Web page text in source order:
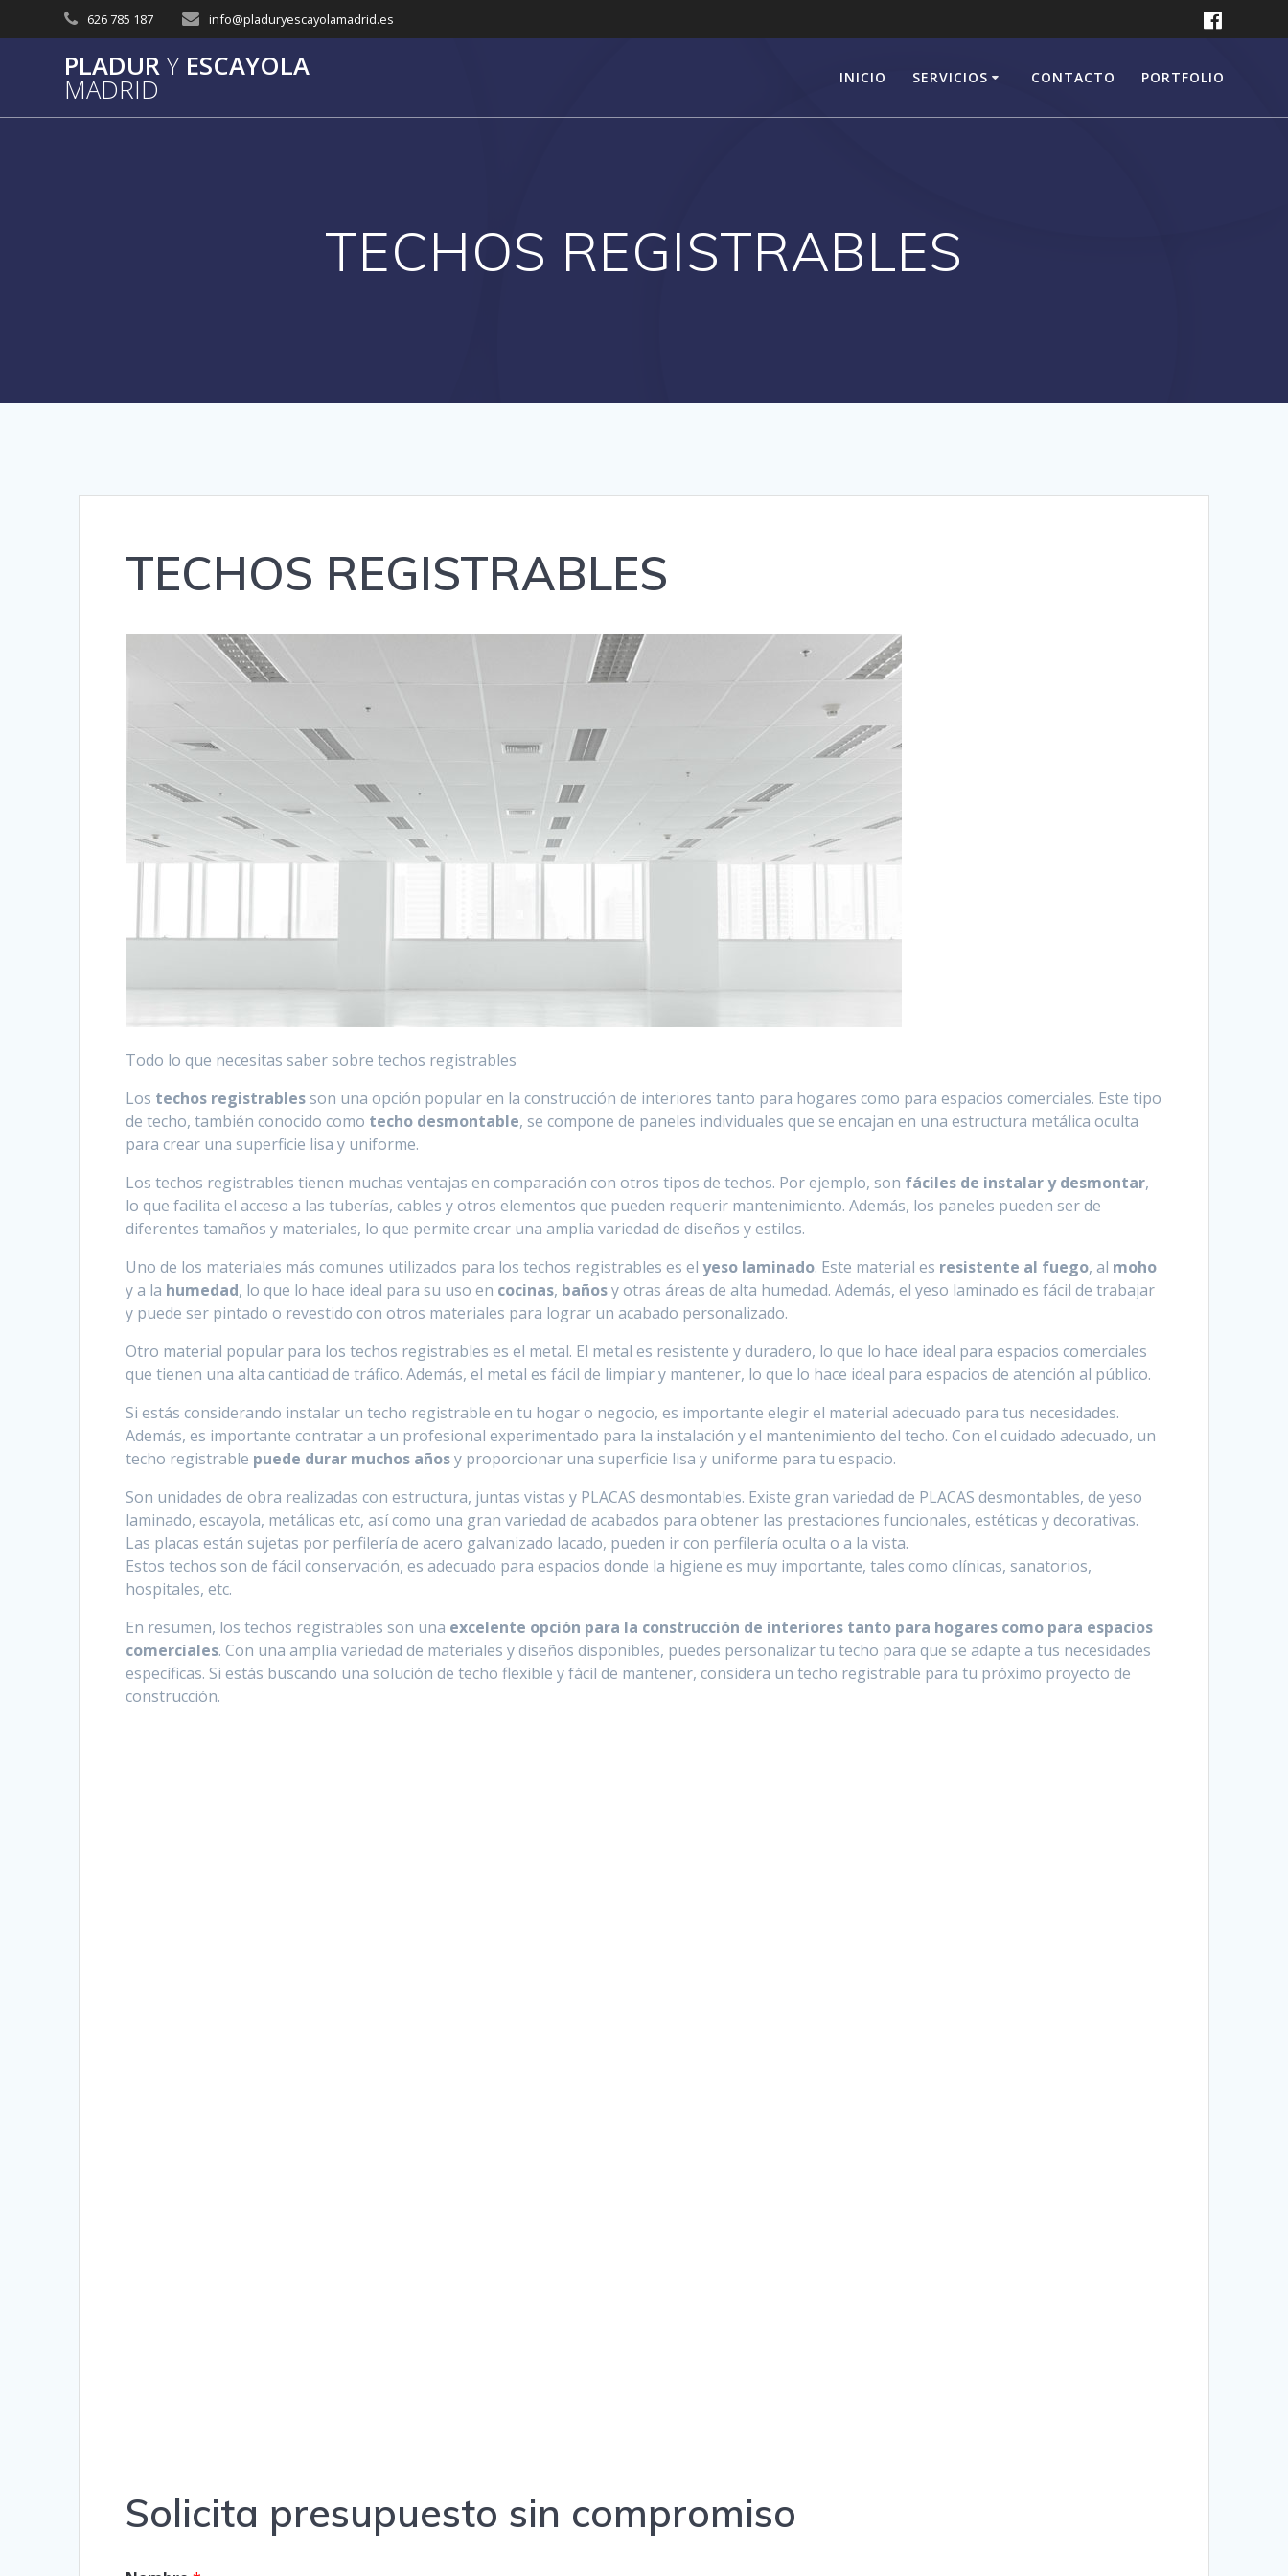
al
contenido
626 785 187 info@pladuryescayolamadrid.es
PLADURY ESCAYOLA
MADRID INICIO SERVICIOS CONTACTO PORTFOLIO
TECHOS REGISTRABLES
TECHOS REGISTRABLES
Todo lo que necesitas saber sobre techos registrables
Los techos registrablesson una opción popular en la construcción de interiores tanto para hogares como para espacios comerciales. Este tipo
de techo, también conocido como techo desmontable, se compone de paneles individuales que se encajan en una estructura metálica oculta
para crear una superficie lisa y uniforme.
Los techos registrables tienen muchas ventajas en comparación con otros tipos de techos. Por ejemplo, son fáciles de instalar y desmontar,
lo que facilita el acceso a las tuberías, cables y otros elementos que pueden requerir mantenimiento. Además, los paneles pueden ser de
diferentes tamaños y materiales, lo que permite crear una amplia variedad de diseños y estilos.
Uno de los materiales más comunes utilizados para los techos registrables es elyeso laminado. Este material es resistente al fuego, al moho
y a la humedad, lo que lo hace ideal para su uso en cocinas, bañosy otras áreas de alta humedad. Además, el yeso laminado es fácil de trabajar
y puede ser pintado o revestido con otros materiales para lograr un acabado personalizado.
Otro material popular para los techos registrables es el metal. El metal es resistente y duradero, lo que lo hace ideal para espacios comerciales
que tienen una alta cantidad de tráfico. Además, el metal es fácil de limpiar y mantener, lo que lo hace ideal para espacios de atención al público.
Si estás considerando instalar un techo registrable en tu hogar o negocio, es importante elegir el material adecuado para tus necesidades.
Además, es importante contratar a un profesional experimentado para la instalación y el mantenimiento del techo. Con el cuidado adecuado, un
techo registrable puede durar muchos añosy proporcionar una superficie lisa y uniforme para tu espacio.
Son unidades de obra realizadas con estructura, juntas vistas y PLACAS desmontables. Existe gran variedad de PLACAS desmontables, de yeso
laminado, escayola, metálicas etc, así como una gran variedad de acabados para obtener las prestaciones funcionales, estéticas y decorativas.
Las placas están sujetas por perfilería de acero galvanizado lacado, pueden ir con perfilería oculta o a la vista.
Estos techos son de fácil conservación, es adecuado para espacios donde la higiene es muy importante, tales como clínicas, sanatorios,
hospitales, etc.
En resumen, los techos registrables son una excelente opción para la construcción de interiores tanto para hogares como para espacios
comerciales. Con una amplia variedad de materiales y diseños disponibles, puedes personalizar tu techo para que se adapte a tus necesidades
específicas. Si estás buscando una solución de techo flexible y fácil de mantener, considera un techo registrable para tu próximo proyecto de
construcción.
Solicita presupuesto sin compromiso